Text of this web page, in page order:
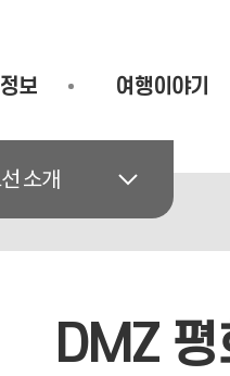
보 여행이야기
소개
DMZ 평